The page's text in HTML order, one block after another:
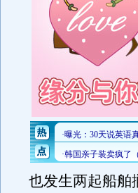
也发生两起船舶